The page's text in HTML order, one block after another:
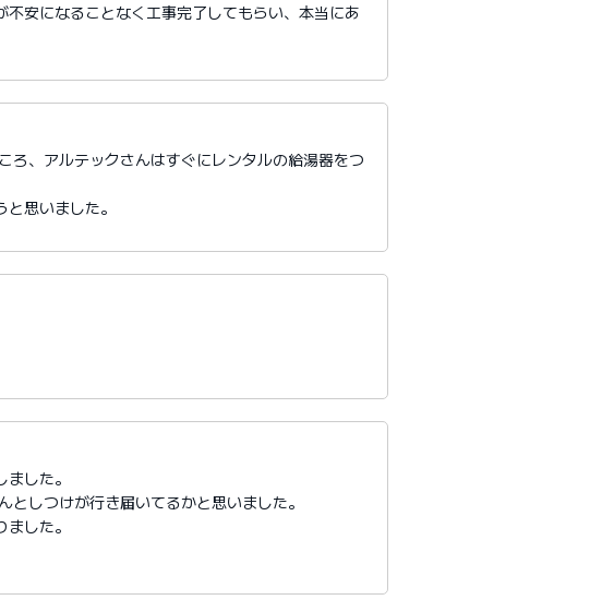
安になることなく工事完了してもらい、本当にあ
、アルテックさんはすぐにレンタルの給湯器をつ
思いました。
した。
しつけが行き届いてるかと思いました。
した。